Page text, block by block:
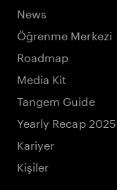
News
Öğrenme Merkezi
Roadmap
Media Kit
Tangem Guide
Yearly Recap 2025
Kariyer
Kişiler